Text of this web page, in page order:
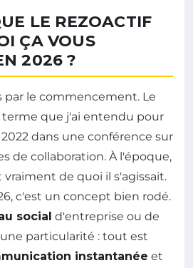
LE REZOACTIF
ÇA VOUS
2026 ?
par le commencement. Le
terme que j'ai entendu pour
dans une conférence sur
de collaboration. À l'époque,
vraiment de quoi il s'agissait.
c'est un concept bien rodé.
social d'entreprise ou de
particularité : tout est
instantanée et